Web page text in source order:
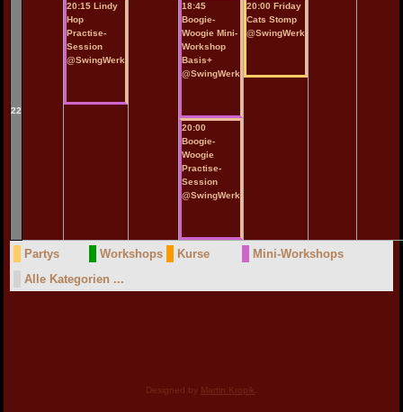
22
20:15 Lindy
Hop
Practise-
Session
@SwingWerk
18:45
Boogie-
Woogie Mini-
Workshop
Basis+
@SwingWerk
20:00
Boogie-
Woogie
Practise-
Session
@SwingWerk
20:00 Friday
Cats Stomp
@SwingWerk
Partys Workshops Kurse
Mini-Workshops
Alle Kategorien ...
Designed by Martin Kropik.